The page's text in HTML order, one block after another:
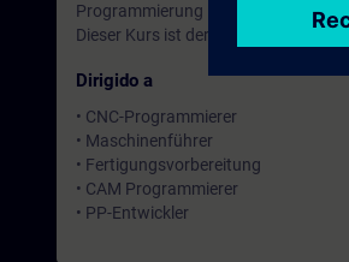
Programmierung ist in beiden Fällen
Dieser Kurs ist der Nachfolger des
Dirigido a
• CNC-Programmierer
• Maschinenführer
• Fertigungsvorbereitung
• CAM Programmierer
• PP-Entwickler